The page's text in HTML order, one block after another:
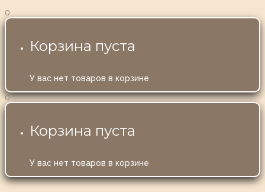
0
Корзина пуста
У вас нет товаров в корзине
0
Корзина пуста
У вас нет товаров в корзине